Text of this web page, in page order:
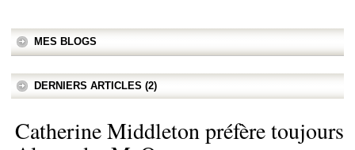
MES BLOGS
DERNIERS ARTICLES (2)
Catherine Middleton préfère toujours